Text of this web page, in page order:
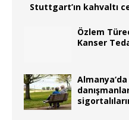
Stuttgart’ın kahvaltı
Özlem
Kanser